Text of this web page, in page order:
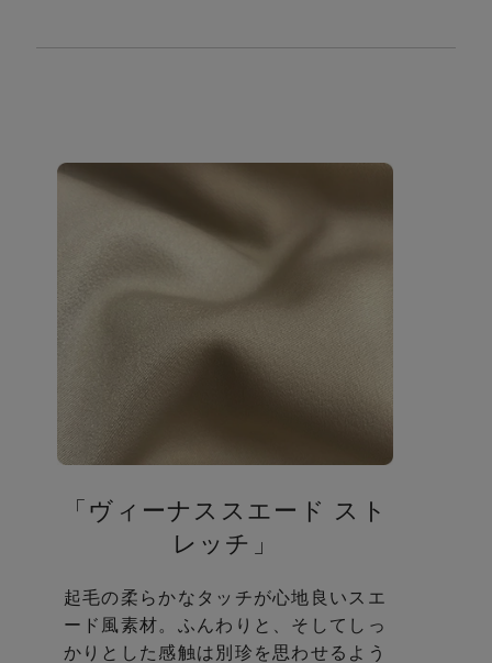
「ヴィーナススエード スト
レッチ」
起毛の柔らかなタッチが心地良いスエ
ード風素材。 ふんわりと、そしてしっ
かりとした感触は別珍を思わせるよう